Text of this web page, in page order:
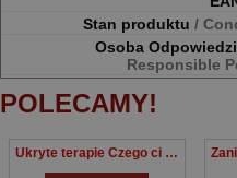
Stan produktu /
Osoba
Responsible
POLECAMY!
Ukryte terapie Czego ci lekarz nie powie